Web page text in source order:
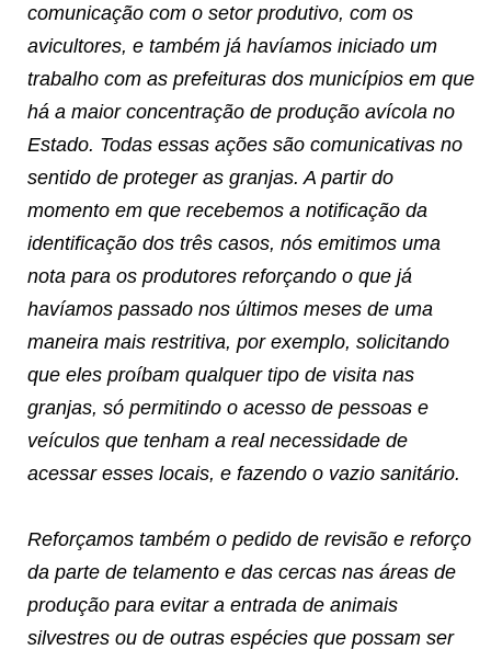
comunicação com o setor produtivo, com os
avicultores, e também já havíamos iniciado um
trabalho com as prefeituras dos municípios em que
há a maior concentração de produção avícola no
Estado. Todas essas ações são comunicativas no
sentido de proteger as granjas. A partir do
momento em que recebemos a notificação da
identificação dos três casos, nós emitimos uma
nota para os produtores reforçando o que já
havíamos passado nos últimos meses de uma
maneira mais restritiva, por exemplo, solicitando
que eles proíbam qualquer tipo de visita nas
granjas, só permitindo o acesso de pessoas e
veículos que tenham a real necessidade de
acessar esses locais, e fazendo o vazio sanitário.
Reforçamos também o pedido de revisão e reforço
da parte de telamento e das cercas nas áreas de
produção para evitar a entrada de animais
silvestres ou de outras espécies que possam ser